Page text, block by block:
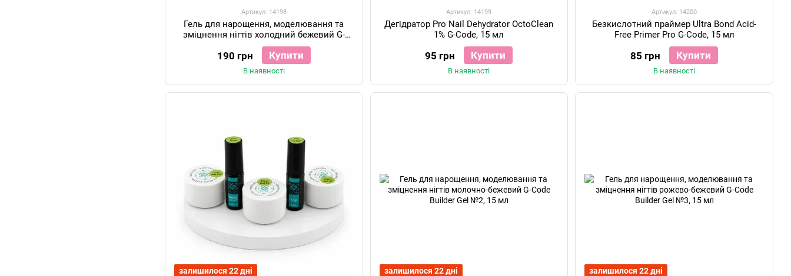
Артикул: 14198
Гель для нарощення, моделювання та
зміцнення нігтів холодний бежевий G-
Code Builder Gel №8, 15 мл
190 грн Купити
В наявності
Артикул: 14199
Дегідратор Pro Nail Dehydrator OctoClean
1% G-Code, 15 мл
95 грн Купити
В наявності
Артикул: 14200
Безкислотний праймер Ultra Bond Acid-
Free Primer Pro G-Code, 15 мл
85 грн Купити
В наявності
залишилося 22 дні залишилося 22 дні залишилося 22 дні